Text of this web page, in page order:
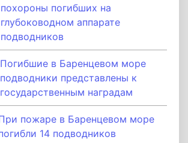
похороны погибших на
глубоководном аппарате
подводников
Погибшие в Баренцевом море
подводники представлены к
государственным наградам
пожаре в Баренцевом море
14 подводников